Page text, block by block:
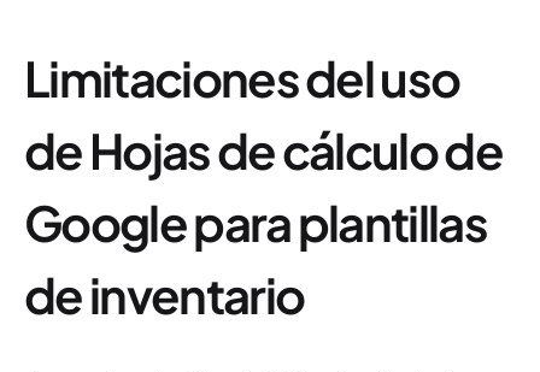
Limitaciones del uso
de Hojas de cálculo de
Google para plantillas
de inventario